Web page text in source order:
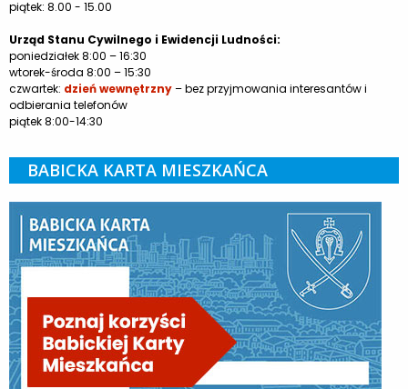
piątek: 8.00 - 15.00
Urząd Stanu Cywilnego i Ewidencji Ludności:
poniedziałek 8:00 – 16:30
wtorek-środa 8:00 – 15:30
czwartek: dzień wewnętrzny– bez przyjmowania interesantów i
odbierania telefonów
piątek 8:00-14:30
BABICKA KARTA MIESZKAŃCA